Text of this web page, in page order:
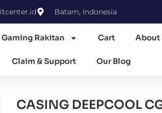
Batam, Indonesia
Gaming Rakitan Cart About
Claim & Support Our Blog
CASING DEEPCOOL